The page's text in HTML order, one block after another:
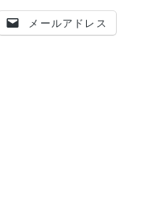
メールアドレス